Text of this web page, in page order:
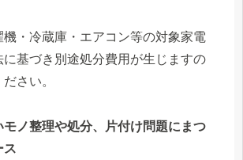
・冷蔵庫・エアコン等の対象家電
に基づき別途処分費用が生じますの
さい。
モノ整理や処分、片付け問題にまつ
ス